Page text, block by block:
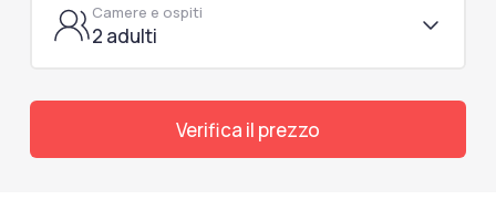
Camere e ospiti
2 adulti
Verifica il prezzo